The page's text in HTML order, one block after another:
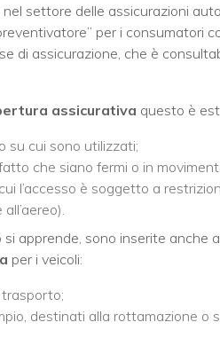
settore delle assicurazioni
per i consumatori
di assicurazione, che è
assicurativa questo è
su cui sono utilizzati;
che siano fermi o in
l’accesso è soggetto a
apprende, sono inserite anche
per i veicoli:
trasporto;
destinati alla rottamazione o